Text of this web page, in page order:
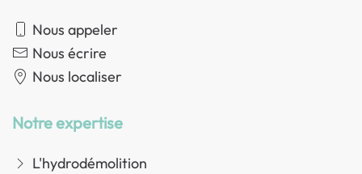
Nous appeler
Nous écrire
Nous localiser
Notre expertise
L'hydrodémolition